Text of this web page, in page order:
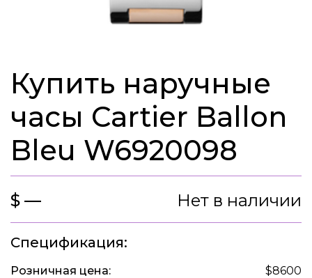
Купить наручные
часы Cartier Ballon
Bleu W6920098
$ — Нет в наличии
Спецификация:
Розничная цена:
$8600